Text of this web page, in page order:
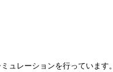
ュレーションを行っています。